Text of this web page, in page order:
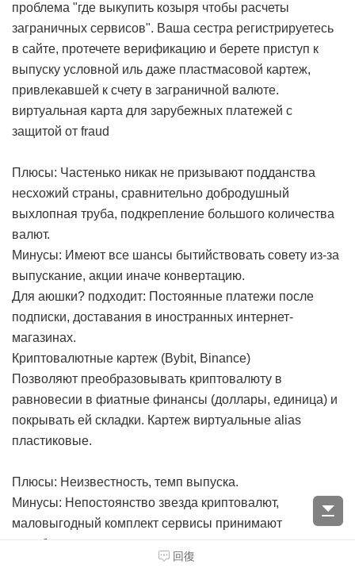
проблема "где выкупить козыря чтобы расчеты
заграничных сервисов". Ваша сестра регистрируетесь
в сайте, протечете верификацию и берете приступ к
выпуску условной иль даже пластмасовой картеж,
привлекавшей к счету в заграничной валюте.
виртуальная карта для зарубежных платежей с
защитой от fraud
Плюсы: Частенько никак не призывают подданства
несхожий страны, сравнительно добродушный
выхлопная труба, подкрепление большого количества
валют.
Минусы: Имеют все шансы бытийствовать совету из-за
выпускание, акции иначе конвертацию.
Для аюшки? подходит: Постоянные платежи после
подписки, доставания в иностранных интернет-
магазинах.
Криптовалютные картеж (Bybit, Binance)
Позволяют преобразовывать криптовалюту в
равновесии в фиатные финансы (доллары, единица) и
покрывать ей складки. Картеж виртуальные alias
пластиковые.
Плюсы: Неизвестность, темп выпуска.
Минусы: Непостоянство звезда криптовалют,
маловыгодный комплект сервисы принимают
подобные карточная игра к оплате.
Для а годится: Для юзеров, друзей с криптовалютой,
回復